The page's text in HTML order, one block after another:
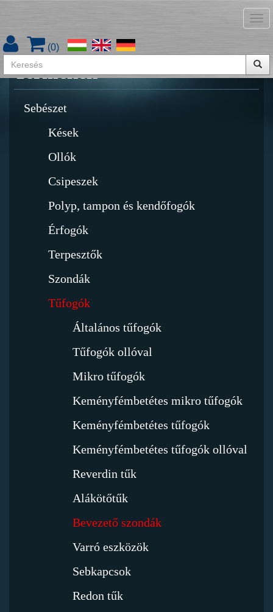
(0)
Termékek
Sebészet
Kések
Ollók
Csipeszek
Polyp, tampon és kendőfogók
Érfogók
Terpesztők
Szondák
Tűfogók
Általános tűfogók
Tűfogók ollóval
Mikro tűfogók
Keményfémbetétes mikro tűfogók
Keményfémbetétes tűfogók
Keményfémbetétes tűfogók ollóval
Reverdin tűk
Alákötőtűk
Bevezető szondák
Varró eszközök
Sebkapcsok
Redon tűk